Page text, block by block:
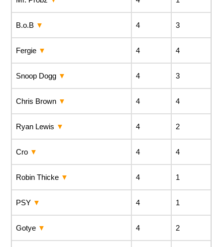
B.o.B 4 3
Fergie 4 4
Snoop Dogg 4 3
Chris Brown 4 4
Ryan Lewis 4 2
Cro 4 4
Robin Thicke 4 1
PSY 4 1
Gotye 4 2